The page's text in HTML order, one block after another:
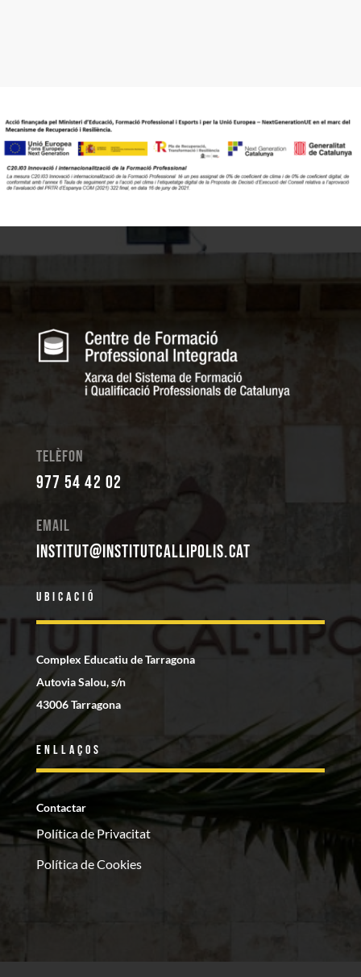
Telèfon
977 54 42 02
Email
institut@institutcallipolis.cat
Ubicació
Complex Educatiu de Tarragona
Autovia Salou, s/n
43006 Tarragona
Enllaços
Contactar
Política de Privacitat
Política de Cookies